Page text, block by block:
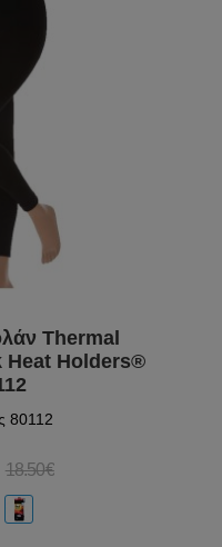
Thermal
Heat Holders®
80112
18.50€